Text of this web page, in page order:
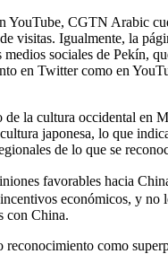
YouTube, CGTN Arabic
visitas. Igualmente, la
sociales de Pekín,
en Twitter como en
la cultura occidental en
japonesa, lo que
de lo que se
favorables hacia
económicos, y no
con China.
como